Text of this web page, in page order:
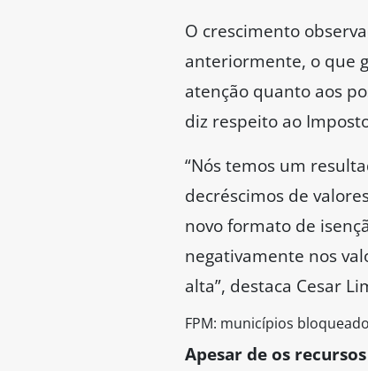
O crescimento
anteriormente, o que
atenção quanto aos
diz respeito ao
“Nós temos um
decréscimos de
novo formato de
negativamente nos
alta”, destaca Cesar
FPM: municípios
Apesar de os